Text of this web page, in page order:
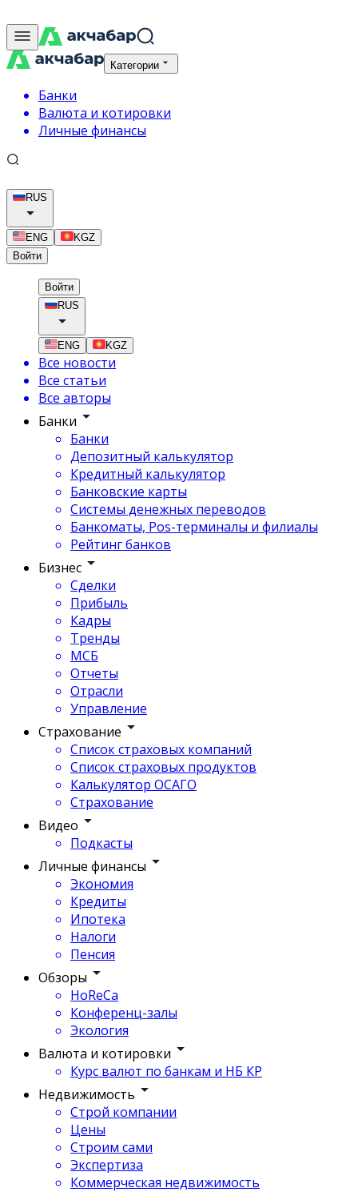
Категории
Банки
Валюта и котировки
Личные финансы
RUS
ENG
KGZ
Войти
Войти
RUS
ENG KGZ
Все новости
Все статьи
Все авторы
Банки
Банки
Депозитный калькулятор
Кредитный калькулятор
Банковские карты
Системы денежных переводов
Банкоматы, Pos-терминалы и филиалы
Рейтинг банков
Бизнес
Сделки
Прибыль
Кадры
Тренды
МСБ
Отчеты
Отрасли
Управление
Страхование
Список страховых компаний
Список страховых продуктов
Калькулятор ОСАГО
Страхование
Видео
Подкасты
Личные финансы
Экономия
Кредиты
Ипотека
Налоги
Пенсия
Обзоры
HoReCa
Конференц-залы
Экология
Валюта и котировки
Курс валют по банкам и НБ КР
Недвижимость
Строй компании
Цены
Строим сами
Экспертиза
Коммерческая недвижимость